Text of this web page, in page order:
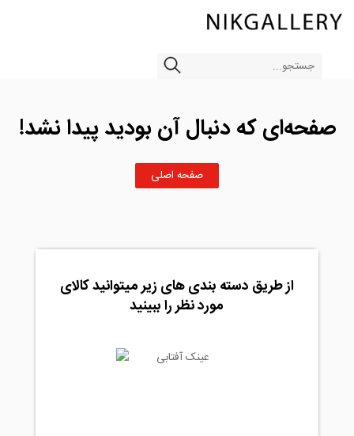
صفحه‌ای که دنبال آن بودید پیدا نشد!
صفحه اصلی
از طریق دسته بندی های زیر میتوانید کالای
مورد نظر را ببینید